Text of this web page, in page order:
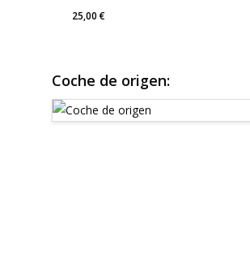
25,00€
Coche de origen: